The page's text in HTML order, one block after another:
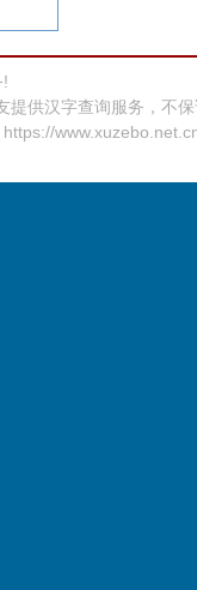
提供汉字查询服务，不
https://